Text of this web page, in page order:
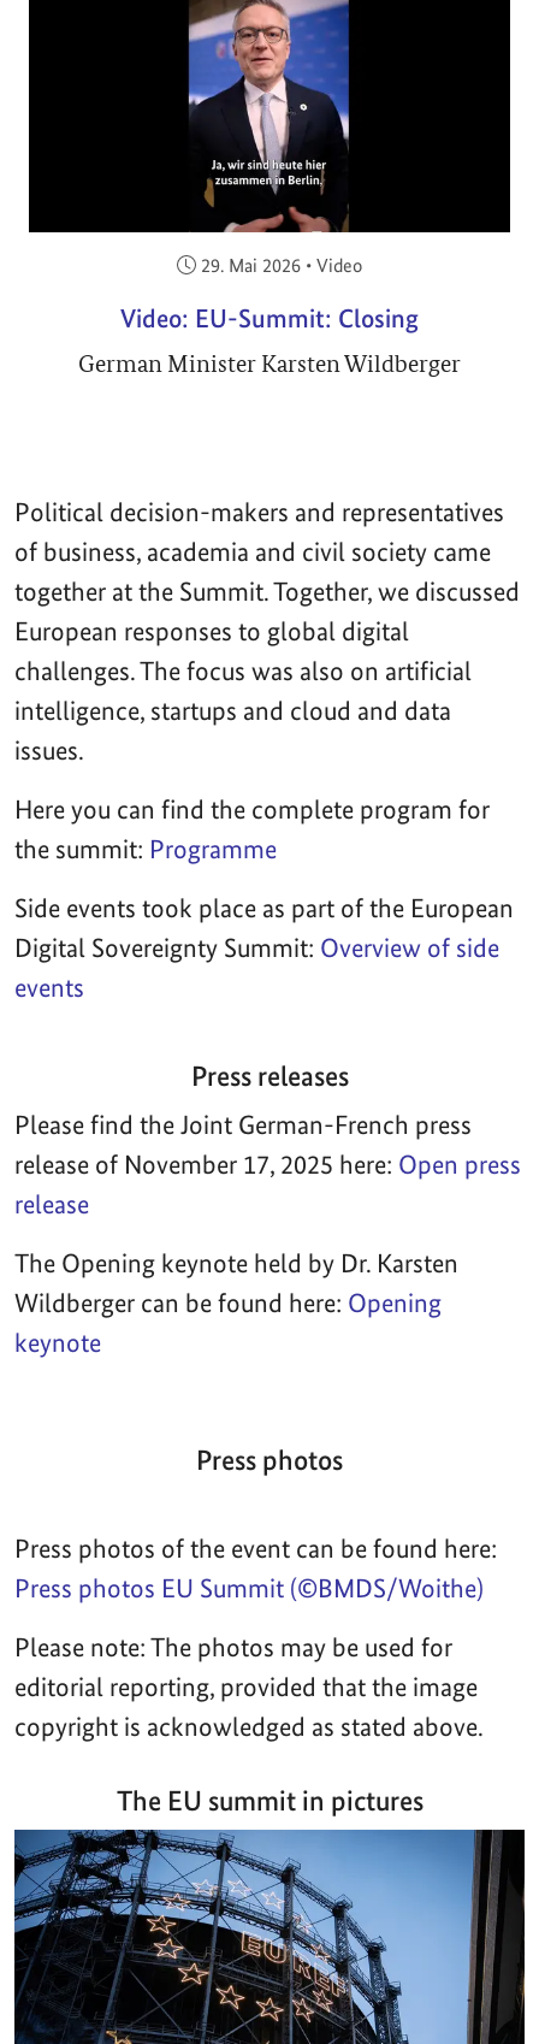
Veröffentlicht am:
29. Mai 2026 • Video
Video: EU-Summit: Closing
German Minister Karsten Wildberger
Political decision-makers and representatives
of business, academia and civil society came
together at the Summit. Together, we discussed
European responses to global digital
challenges. The focus was also on artificial
intelligence, startups and cloud and data
issues.
Here you can find the complete program for
the summit: Programme
Side events took place as part of the European
Digital Sovereignty Summit: Overview of side
events
Press releases
Please find the Joint German-French press
release of November 17, 2025 here: Open press
release
The Opening keynote held by Dr. Karsten
Wildberger can be found here: Opening
keynote
Press photos
Press photos of the event can be found here:
Press photos EU Summit (©BMDS/Woithe)
Please note: The photos may be used for
editorial reporting, provided that the image
copyright is acknowledged as stated above.
The EU summit in pictures